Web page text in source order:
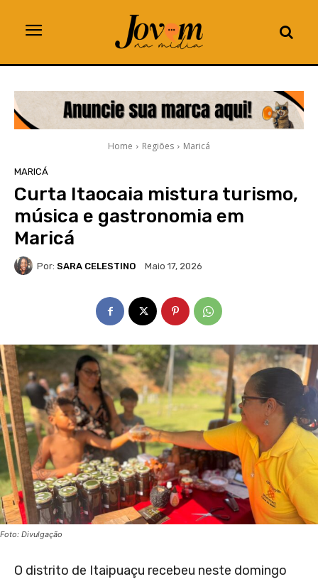
Home Regiões Maricá
MARICÁ
Curta Itaocaia mistura turismo,
música e gastronomia em
Maricá
Por: SARA CELESTINO Maio 17, 2026
Foto: Divulgação
O distrito de Itaipuaçu recebeu neste domingo